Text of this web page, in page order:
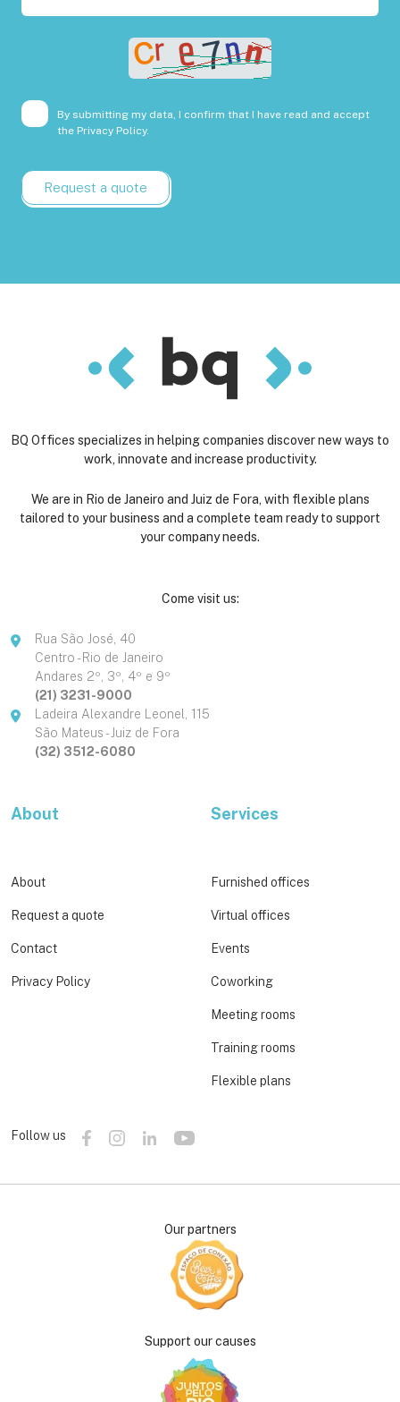
By submitting my data, I confirm that I have read and accept
the Privacy Policy.
Request a quote
BQ Offices specializes in helping companies discover new ways to
work, innovate and increase productivity.
We are in Rio de Janeiro and Juiz de Fora, with flexible plans
tailored to your business and a complete team ready to support
your company needs.
Come visit us:
Rua São José, 40
Centro - Rio de Janeiro
Andares 2º, 3º, 4º e 9º
(21) 3231-9000
Ladeira Alexandre Leonel, 115
São Mateus - Juiz de Fora
(32) 3512-6080
About
About
Request a quote
Contact
Privacy Policy
Services
Furnished offices
Virtual offices
Events
Coworking
Meeting rooms
Training rooms
Flexible plans
Follow us
Our partners
Support our causes